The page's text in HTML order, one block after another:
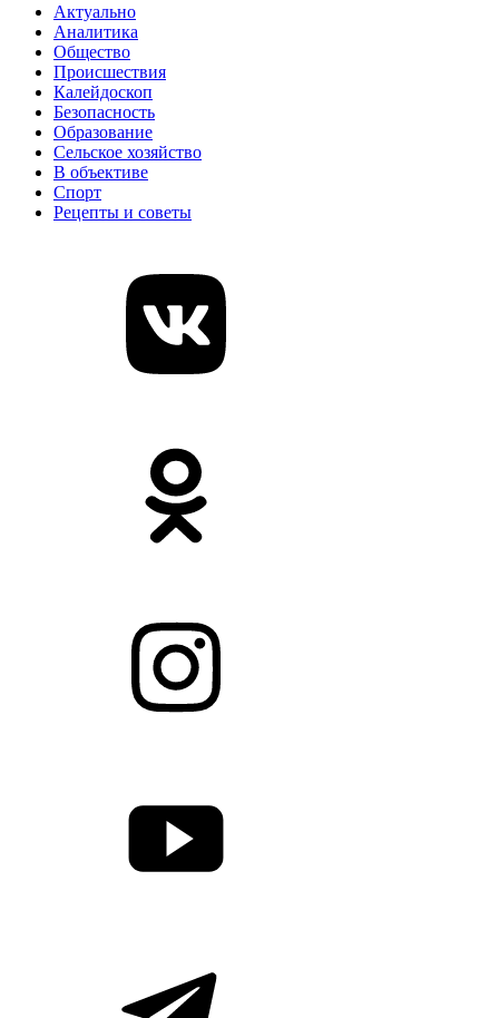
Актуально
Аналитика
Общество
Происшествия
Калейдоскоп
Безопасность
Образование
Сельское хозяйство
В объективе
Спорт
Рецепты и советы